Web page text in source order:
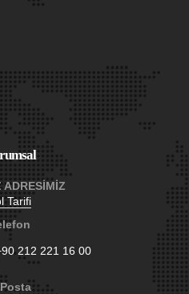
ADRESİMİZ
Tarifi
212 221 16 00